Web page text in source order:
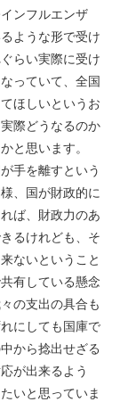
ンフルエンザ
ような形で受け
らい実際に受け
っていて、全国
ほしいというお
際どうなるのか
と思います。
手を離すという
、国が財政的に
ば、財政力のあ
るけれども、そ
ないということ
有している懸念
の支出の具合も
にしても国庫で
から捻出せざる
が出来るよう
いと思っていま